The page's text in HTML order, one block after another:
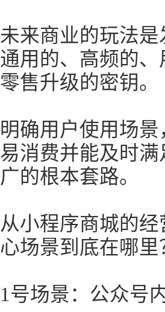
未来商业的玩法
通用的、高频的
零售升级的密钥。
明确用户使用场
易消费并能及时
广的根本套路。
从小程序商城的
心场景到底在哪里
1号场景：公众号